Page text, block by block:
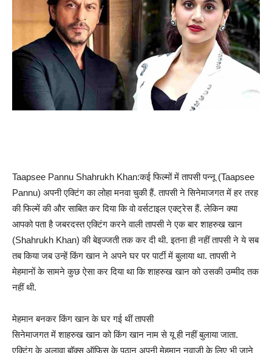
Taapsee Pannu Shahrukh Khan:कई फिल्मों में तापसी पन्नू (Taapsee
Pannu) अपनी एक्टिंग का लोहा मनवा चुकी हैं. तापसी ने सिनेमाजगत में हर तरह
की फिल्में की और साबित कर दिया कि वो वर्सटाइल एक्ट्रेस हैं. लेकिन क्या
आपको पता है जबरदस्त एक्टिंग करने वाली तापसी ने एक बार शाहरुख खान
(Shahrukh Khan) की बेइज्जती तक कर दी थी. इतना ही नहीं तापसी ने ये सब
तब किया जब उन्हें किंग खान ने अपने घर पर पार्टी में बुलाया था. तापसी ने
मेहमानों के सामने कुछ ऐसा कर दिया था कि शाहरुख खान को उसकी उम्मीद तक
नहीं थी.
मेहमान बनकर किंग खान के घर गई थीं तापसी
सिनेमाजगत में शाहरुख खान को किंग खान नाम से यू ही नहीं बुलाया जाता.
एक्टिंग के अलावा बॉक्स ऑफिस के पठान अपनी मेहमान नवाजी के लिए भी जाने